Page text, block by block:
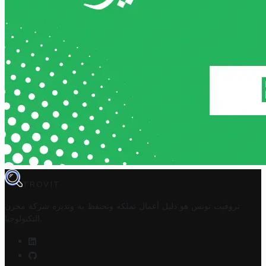
TROVIT
تروفيت تونس هو دليل أعمال تملكه وتحتفظ به وتديره
شركة مخزن
التكنولوجيا